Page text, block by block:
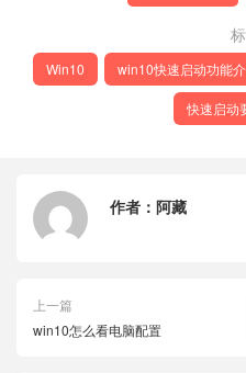
Win10 win10快速启动功能
快速启动
作者： 阿藏
上一篇
win10怎么看电脑配置